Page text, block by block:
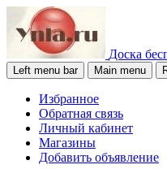
Доска
Left menu bar Main menu
Избранное
Обратная связь
Личный кабинет
Магазины
Добавить объявление